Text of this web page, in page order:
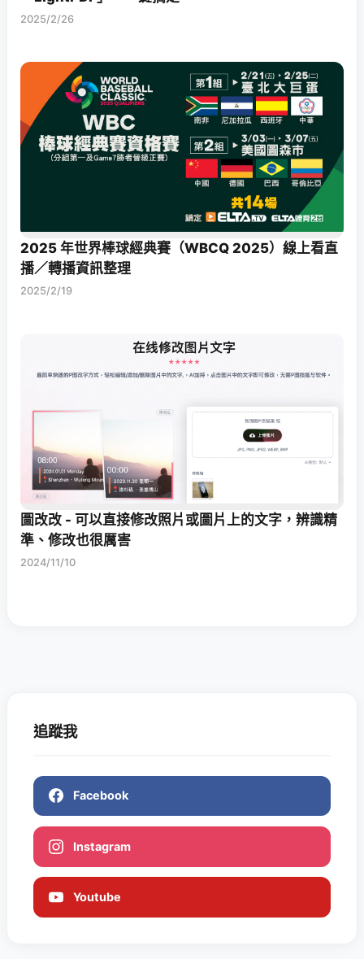
2025/2/26
2025 年世界棒球經典賽（WBCQ 2025）線上看直
播／轉播資訊整理
2025/2/19
圖改改 - 可以直接修改照片或圖片上的文字，辨識精
準、修改也很厲害
2024/11/10
追蹤我
Facebook
Instagram
Youtube